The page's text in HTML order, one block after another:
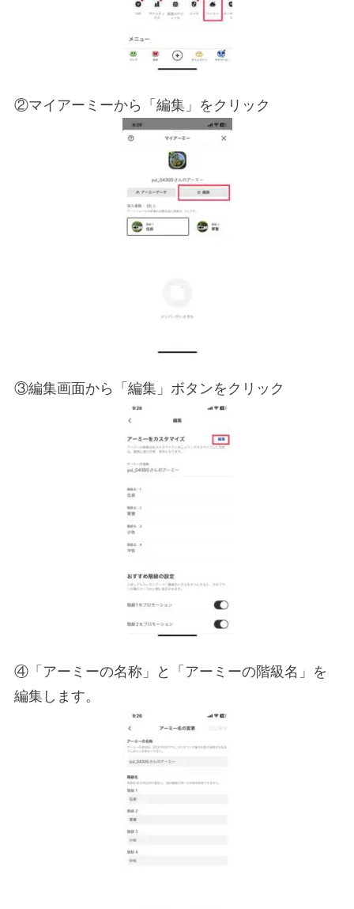
②マイアーミーから「編集」をクリック
③編集画面から「編集」ボタンをクリック
④「アーミーの名称」と「アーミーの階級名」を
編集します。